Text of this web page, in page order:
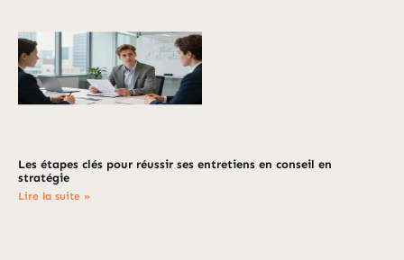
Les étapes clés pour réussir ses entretiens en conseil en
stratégie
Lire la suite »